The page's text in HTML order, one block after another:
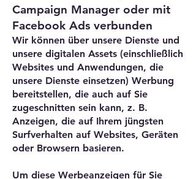
Campaign Manager oder mit
Facebook Ads verbunden
Wir können über unsere Dienste und
unsere digitalen Assets (einschließlich
Websites und Anwendungen, die
unsere Dienste einsetzen) Werbung
bereitstellen, die auch auf Sie
zugeschnitten sein kann, z. B.
Anzeigen, die auf Ihrem jüngsten
Surfverhalten auf Websites, Geräten
oder Browsern basieren.
Um diese Werbeanzeigen für Sie